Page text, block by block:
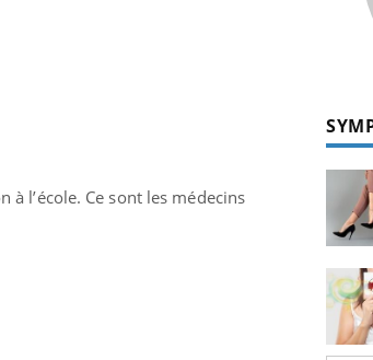
à l’école. Ce sont les médecins